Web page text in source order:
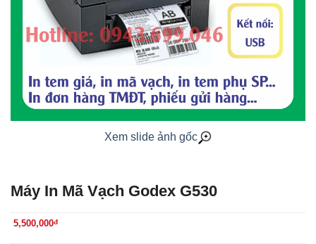
Xem slide ảnh gốc
Máy In Mã Vạch Godex G530
5,500,000đ